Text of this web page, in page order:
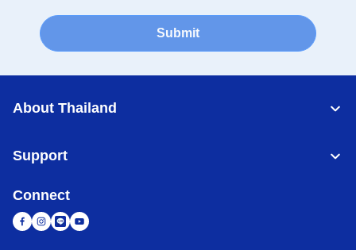
Submit
About Thailand
Support
Connect